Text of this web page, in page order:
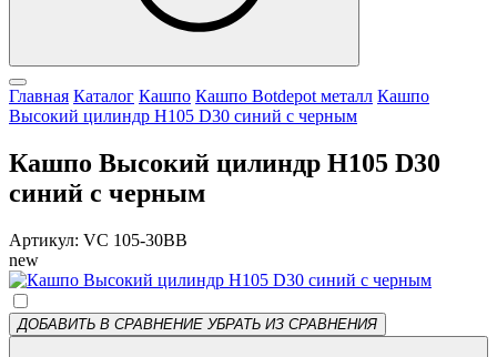
Главная Каталог Кашпо Кашпо Botdepot металл Кашпо
Высокий цилиндр H105 D30 синий с черным
Кашпо Высокий цилиндр H105 D30
синий с черным
Артикул: VC 105-30BB
new
ДОБАВИТЬ В СРАВНЕНИЕ УБРАТЬ ИЗ СРАВНЕНИЯ